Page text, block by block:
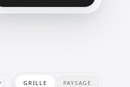
GRILLE PAYSAGE